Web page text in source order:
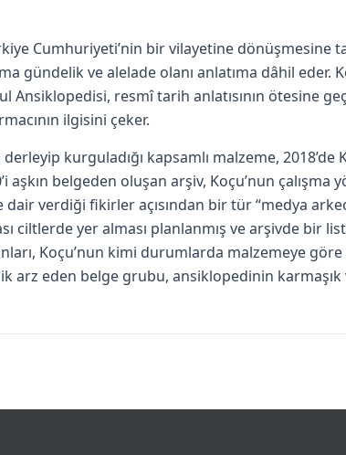
Cumhuriyeti’nin bir vilayetine dönüşmesine
ve alelade olanı anlatıma dâhil eder.
resmî tarih anlatısının ötesine
ilgisini çeker.
kurguladığı kapsamlı malzeme,
belgeden oluşan arşiv, Koçu’nun çalışma
dair verdiği fikirler açısından bir tür “medya
ciltlerde yer alması planlanmış ve arşivde bir
Koçu’nun kimi durumlarda malzemeye
arz eden belge grubu, ansiklopedinin